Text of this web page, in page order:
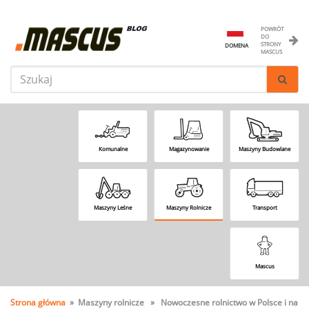
POWRÓT
DO
STRONY
MASCUS
DOMENA
Komunalne Magazynowanie Maszyny Budowlane
Maszyny Leśne Maszyny Rolnicze Transport
Mascus
Strona główna » Maszyny rolnicze » Nowoczesne rolnictwo w Polsce i na